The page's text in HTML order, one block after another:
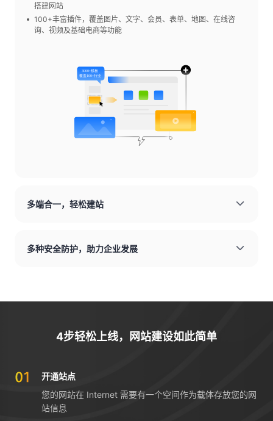
搭建网站
100+丰富插件，覆盖图片、文字、会员、表单、地图、在线咨
询、视频及基础电商等功能
多端合一，轻松建站
多种安全防护，助力企业发展
4步轻松上线，网站建设如此简单
开通站点
您的网站在 Internet 需要有一个空间作为载体存放您的网
站信息